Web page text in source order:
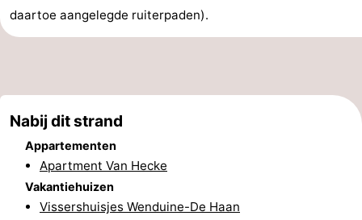
Rondvaarten
-
Binnenspeeltuinen
-
Bowlen
Minigolfbanen
Wellness
daartoe aangelegde ruiterpaden).
Nabij dit strand
Appartementen
Apartment Van Hecke
Vakantiehuizen
Vissershuisjes Wenduine-De Haan